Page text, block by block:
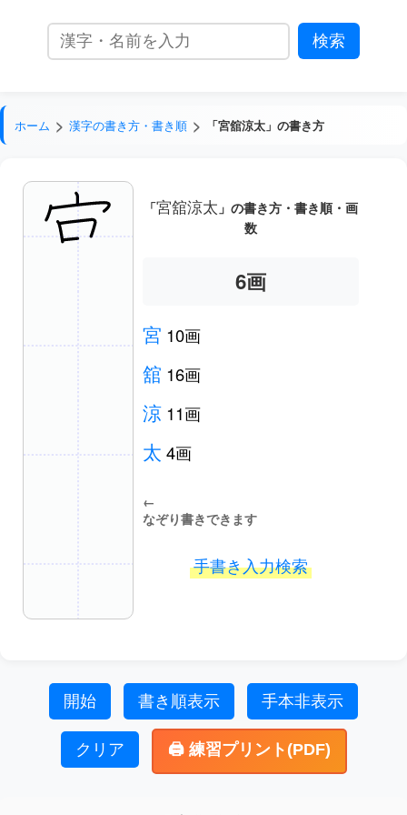
ホーム 漢字の書き方・書き順 「宮舘涼太」の書き方
「宮舘涼太 」の書き方・書き順・画
数
7画
宮 10画
舘 16画
涼 11画
太 4画
←
なぞり書きできます
手書き入力検索
開始 書き順表示 手本非表示
クリア 🖨️ 練習プリント(PDF)